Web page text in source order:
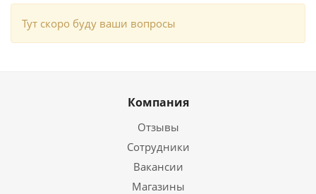
Тут скоро буду ваши вопросы
Компания
Отзывы
Сотрудники
Вакансии
Магазины